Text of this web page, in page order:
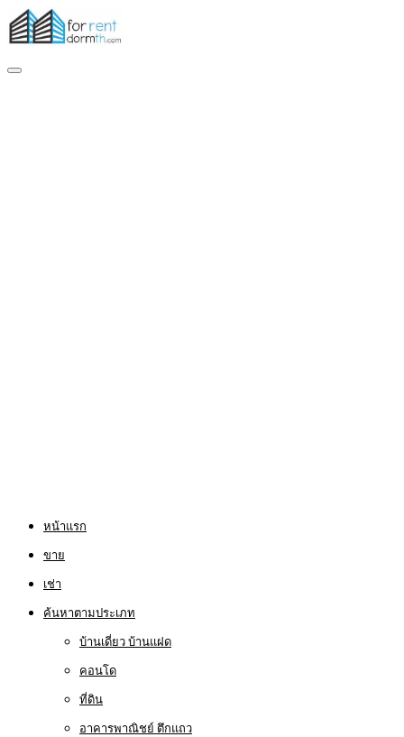
หน้าแรก
ขาย
เช่า
ค้นหาตามประเภท
บ้านเดี่ยว บ้านแฝด
คอนโด
ที่ดิน
อาคารพาณิชย์ ตึกแถว